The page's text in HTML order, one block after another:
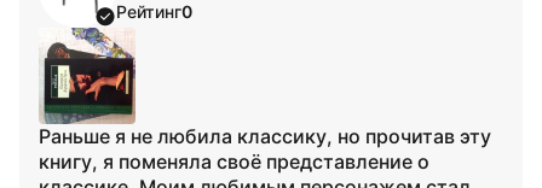
Рейтинг0
Раньше я не любила классику, но прочитав эту
книгу, я поменяла своё представление о